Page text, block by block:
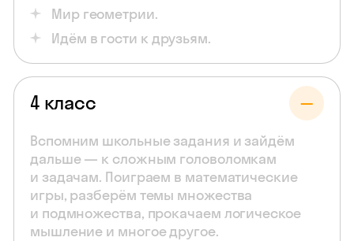
Мир геометрии.
Идём в гости к друзьям.
4 класс
Вспомним школьные задания и зайдём
дальше — к сложным головоломкам
и задачам. Поиграем в математические
игры, разберём темы множества
и подмножества, прокачаем логическое
мышление и многое другое.